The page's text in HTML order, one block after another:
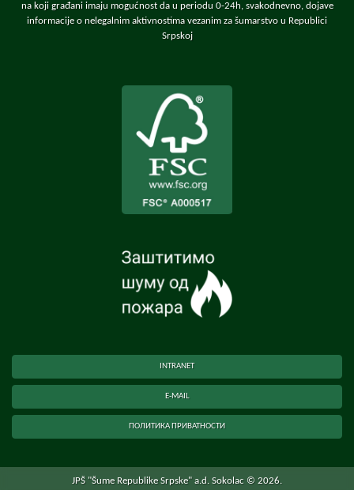
na koji građani imaju mogućnost da u periodu 0-24h, svakodnevno, dojave
informacije o nelegalnim aktivnostima vezanim za šumarstvo u Republici
Srpskoj
INTRANET
E-MAIL
ПОЛИТИКА ПРИВАТНОСТИ
JPŠ "Šume Republike Srpske" a.d. Sokolac © 2026.